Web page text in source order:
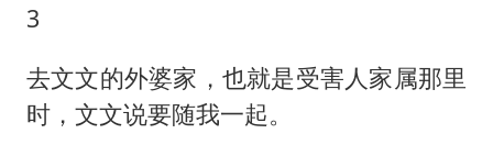
3
去文文的外婆家，也就是受害人家属那里
时，文文说要随我一起。